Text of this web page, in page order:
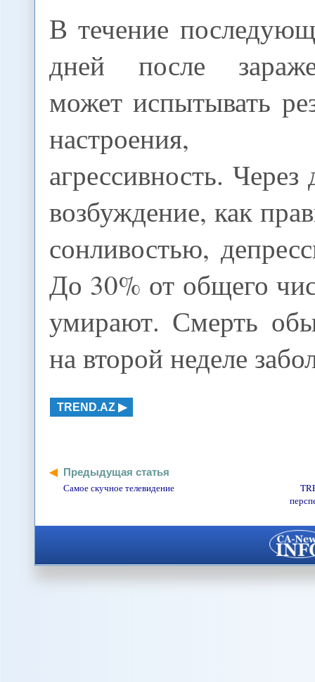
В течение
дней после
может испытывать
настроения,
агрессивность.
возбуждение, как
сонливостью,
До 30% от общего
умирают. Смерть
на второй неделе
TREND.AZ
Предыдущая статья
Самое скучное телевидение